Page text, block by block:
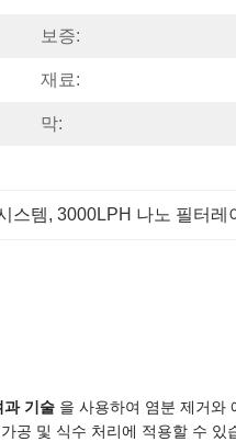
보증:
재료:
막:
스템, 3000LPH 나노 필터레
과 기술 을 사용하여 염분 제거와
공 및 식수 처리에 적용할 수